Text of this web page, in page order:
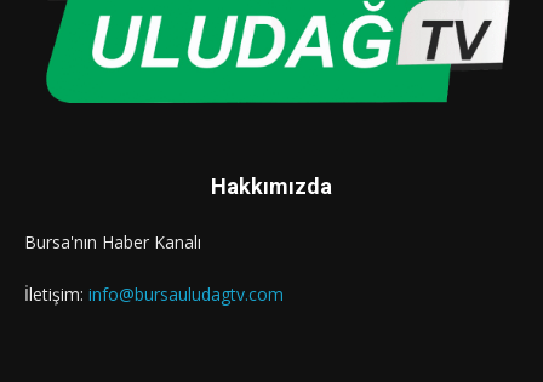
Hakkımızda
Bursa'nın Haber Kanalı
İletişim: info@bursauludagtv.com